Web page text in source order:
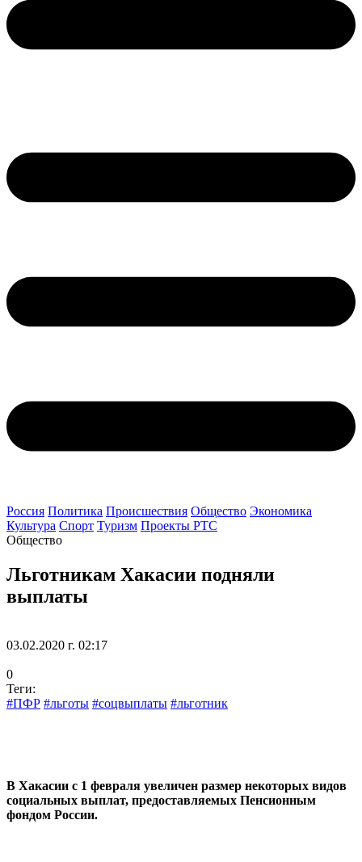
Россия Политика Происшествия Общество Экономика
Культура Спорт Туризм Проекты РТС
Общество
Льготникам Хакасии подняли
выплаты
03.02.2020 г. 02:17
0
Теги:
#ПФР #льготы #соцвыплаты #льготник
В Хакасии с 1 февраля увеличен размер некоторых видов
социальных выплат, предоставляемых Пенсионным
фондом России.